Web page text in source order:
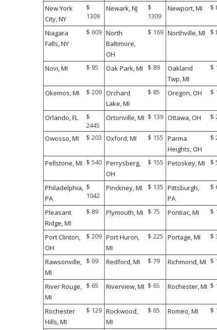
New York
City, NY
$
1309
Newark, NJ
$
1309
Newport, MI $
Niagara
Falls, NY
$ 609 North
Baltimore,
OH
$ 169 Northville, MI $
Novi, MI $ 95 Oak Park, MI $ 89
Oakland
Twp, MI
$
Okemos, MI $ 209 Orchard
Lake, MI
$ 85 Oregon, OH $
Orlando, FL
$
2445
Ortonville, MI $ 139 Ottawa, OH $
Owosso, MI $ 203 Oxford, MI $ 155 Parma
Heights, OH
$
Pellstone, MI $ 540 Perrysberg,
OH
$ 155 Petoskey, MI $
Philadelphia,
PA
$
1042
Pinckney, MI $ 135 Pittsburgh,
PA
$
Pleasant
Ridge, MI
$ 89 Plymouth, MI $ 75 Pontiac, MI $
Port Clinton,
OH
$ 209 Port Huron,
MI
$ 225 Portage, MI $
Rawsonville,
MI
$ 69 Redford, MI $ 79 Richmond, MI $
River Rouge,
MI
$ 65 Riverview, MI $ 65 Rochester, MI $
Rochester
Hills, MI
$ 129 Rockwood,
MI
$ 65 Romeo, MI $